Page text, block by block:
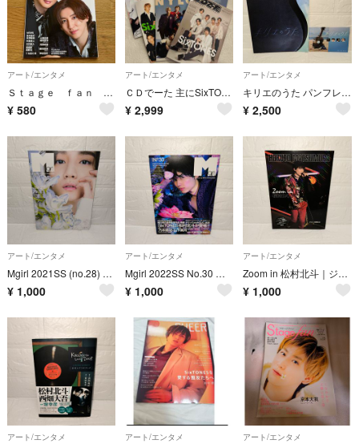
アート/エンタメ
Ｓｔａｇｅ ｆａｎ Vol.39 古川雄大 京本大我
¥ 580
アート/エンタメ
ＣＤでーた 主にSixTONES表紙など
¥ 2,999
アート/エンタメ
キリエのうた パンフレット 映画入場特典 冊子 パンフレット 即購入OK
¥ 2,500
アート/エンタメ
Mgirl 2021SS (no.28) 京本大我 SixTONES 表紙＆巻頭
¥ 1,000
アート/エンタメ
Mgirl 2022SS No.30 松村北斗 表紙＆特集 完売必至 即購入
¥ 1,000
アート/エンタメ
Zoom in 松村北斗｜ジャニーズ研究会｜雑誌|推し活｜担降り｜即購入OK
¥ 1,000
アート/エンタメ アート/エンタメ アート/エンタメ